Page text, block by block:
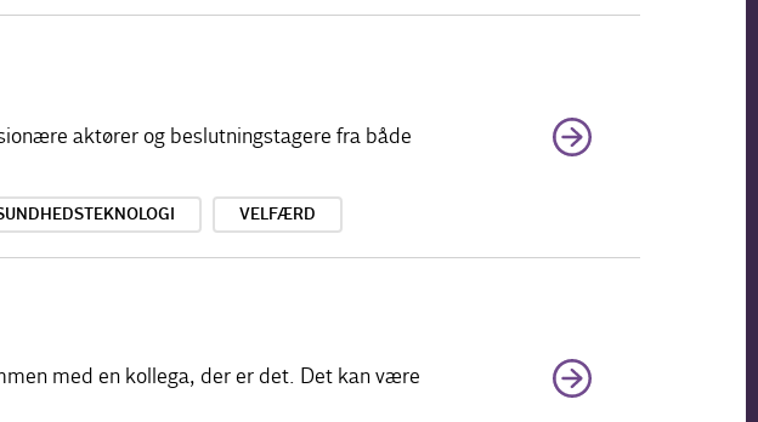
aktører og beslutningstagere fra både
VELFÆRD
med en kollega, der er det. Det kan være